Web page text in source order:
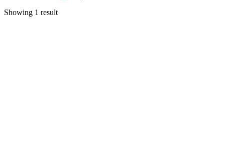
Showing 1 result